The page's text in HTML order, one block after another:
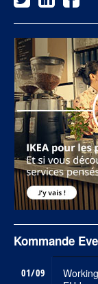
Kommande
01/09